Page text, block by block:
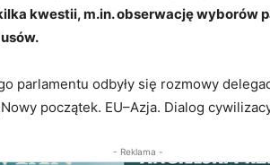
kwestii, m.in. obserwację wyborów
parlamentu odbyły się rozmowy
początek. EU–Azja. Dialog
- Reklama -